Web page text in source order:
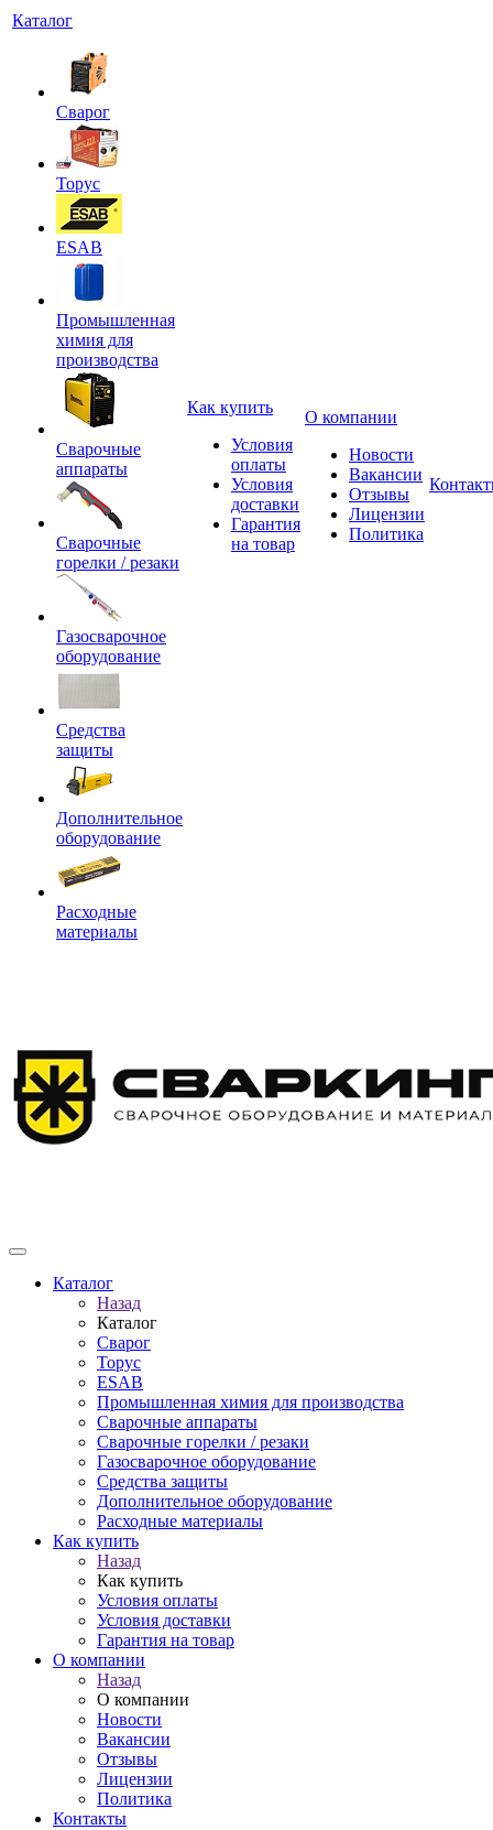
Каталог
Сварог
Торус
ESAB
Промышленная
химия для
производства
Сварочные
аппараты
Сварочные
горелки / резаки
Газосварочное
оборудование
Средства
защиты
Дополнительное
оборудование
Расходные
материалы
Как купить
Условия
оплаты
Условия
доставки
Гарантия
на товар
О компании
Новости
Вакансии
Отзывы
Лицензии
Политика
Каталог
Назад
Каталог
Сварог
Торус
ESAB
Промышленная химия для производства
Сварочные аппараты
Сварочные горелки / резаки
Газосварочное оборудование
Средства защиты
Дополнительное оборудование
Расходные материалы
Как купить
Назад
Как купить
Условия оплаты
Условия доставки
Гарантия на товар
О компании
Назад
О компании
Новости
Вакансии
Отзывы
Лицензии
Политика
Контакты